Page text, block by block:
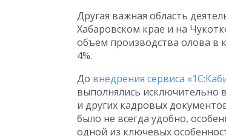
Другая важная область
Хабаровском крае и на
объем производства олова в
4%.
До внедрения сервиса
выполнялись исключительно
и других кадровых
было не всегда удобно,
одной из ключевых